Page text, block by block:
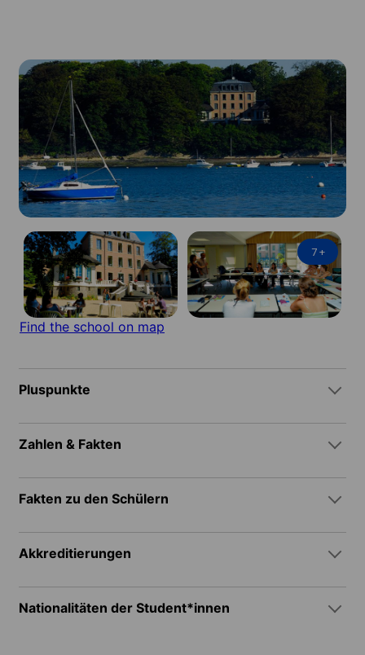
7+
Find the school on map
Pluspunkte
Zahlen & Fakten
Fakten zu den Schülern
Akkreditierungen
Nationalitäten der Student*innen